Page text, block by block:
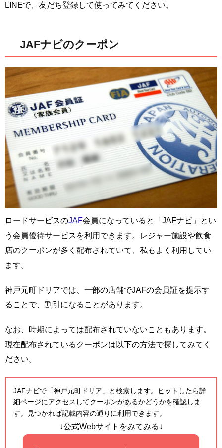
LINEで、友だち登録して使ってみてください。
JAFナビのクーポン
ロードサービスのJAF会員になっていると「JAFナビ」とい
う会員優待サービスを利用できます。レジャー施設や飲食
店のクーポンが多く配布されていて、私もよく利用してい
ます。
神戸元町ドリアでは、一部の店舗でJAFの会員証を提示す
ることで、割引になることがあります。
なお、時期によっては配布されていないこともあります。
現在配布されているクーポンは以下の方法で探してみてく
ださい。
JAFナビで「神戸元町ドリア」と検索します。ヒットしたら詳
細ページにアクセスしてクーポンがあるかどうかを確認しま
す。見つかれば記載内容の通りに利用できます。
↓公式Webサイトをみてみる↓